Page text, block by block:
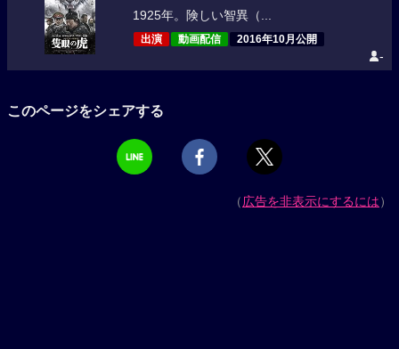
1925年。険しい智異（...
出演 動画配信 2016年10月公開
-
このページをシェアする
（広告を非表示にするには）